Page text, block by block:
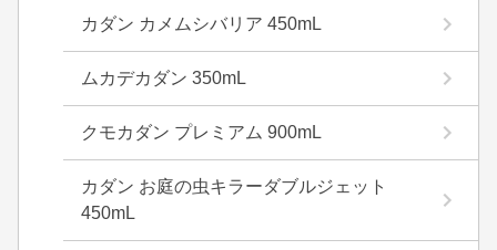
カダン カメムシバリア 450mL
ムカデカダン 350mL
クモカダン プレミアム 900mL
カダン お庭の虫キラーダブルジェット
450mL